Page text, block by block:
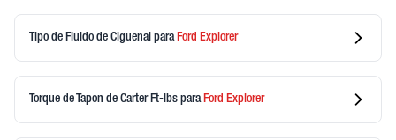
Tipo de Fluido de Ciguenal para Ford Explorer
Torque de Tapon de Carter Ft-lbs para Ford Explorer